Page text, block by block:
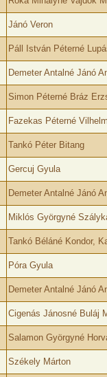
Jánó Veron
Páll István Péterné
Demeter Antalné Jánó
Simon Péterné Bráz
Fazekas Péterné
Tankó Péter Bitang
Gercuj Gyula
Demeter Antalné Jánó
Miklós Györgyné
Tankó Béláné Kondor,
Póra Gyula
Demeter Antalné Jánó
Cigenás Jánosné Buláj
Salamon Györgyné
Székely Márton